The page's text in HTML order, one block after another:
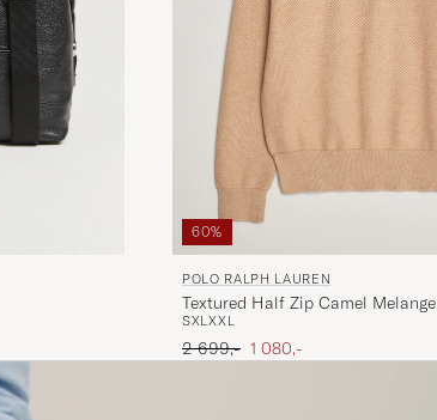
60%
POLO RALPH LAUREN
Textured Half Zip Camel Melange
SXLXXL
Ordinær pris
2 699,- Nedsatt pris
1 080,-